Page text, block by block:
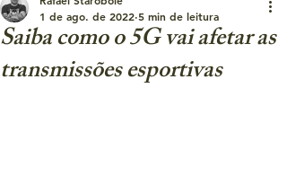
Saiba como o 5G vai afetar as
transmissões esportivas
1 de ago. de 2022 5 min de leitura